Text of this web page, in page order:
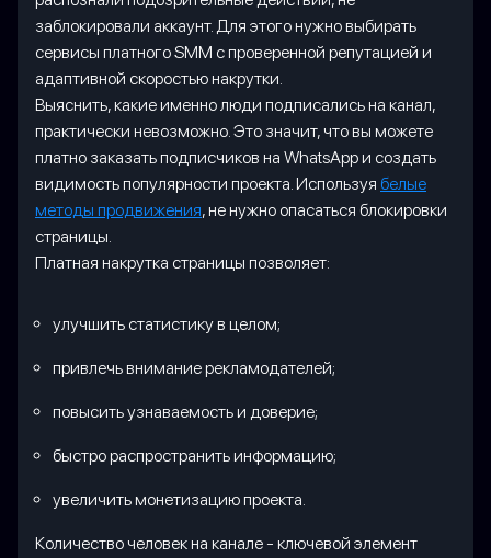
заблокировали аккаунт. Для этого нужно выбирать
сервисы платного SMM с проверенной репутацией и
адаптивной скоростью накрутки.
Выяснить, какие именно люди подписались на канал,
практически невозможно. Это значит, что вы можете
платно заказать подписчиков на WhatsApp и создать
видимость популярности проекта. Используя белые
методы продвижения, не нужно опасаться блокировки
страницы.
Платная накрутка страницы позволяет:
улучшить статистику в целом;
привлечь внимание рекламодателей;
повысить узнаваемость и доверие;
быстро распространить информацию;
увеличить монетизацию проекта.
Количество человек на канале - ключевой элемент